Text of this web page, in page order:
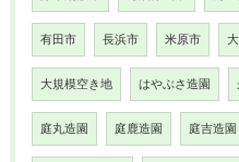
有田市 長浜市 米原市
大規模空き地 はやぶさ造園
庭丸造園 庭鹿造園 庭吉造園